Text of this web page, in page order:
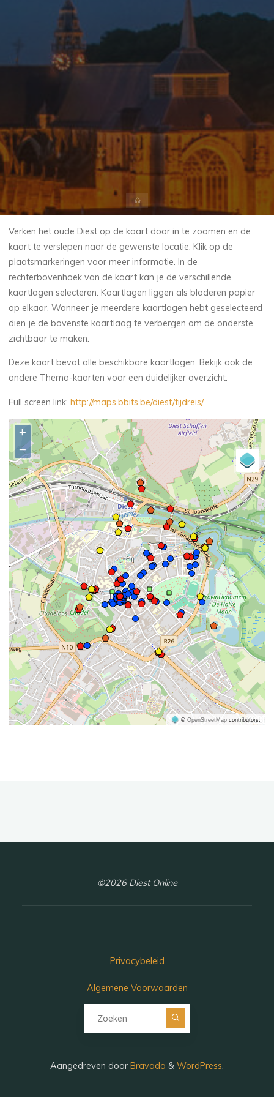
Verken het oude Diest op de kaart door in te zoomen en de
kaart te verslepen naar de gewenste locatie. Klik op de
plaatsmarkeringen voor meer informatie. In de
rechterbovenhoek van de kaart kan je de verschillende
kaartlagen selecteren. Kaartlagen liggen als bladeren papier
op elkaar. Wanneer je meerdere kaartlagen hebt geselecteerd
dien je de bovenste kaartlaag te verbergen om de onderste
zichtbaar te maken.
Deze kaart bevat alle beschikbare kaartlagen. Bekijk ook de
andere Thema-kaarten voor een duidelijker overzicht.
Full screen link:http://maps.bbits.be/diest/tijdreis/
©2026 Diest Online
Privacybeleid
Algemene Voorwaarden
Aangedreven door Bravada & WordPress.